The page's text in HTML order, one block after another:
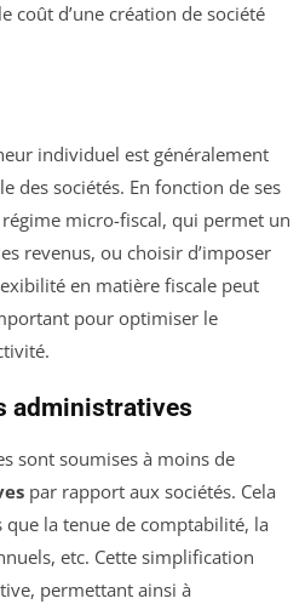
coût d’une création de société
individuel est généralement
des sociétés. En fonction de ses
micro-fiscal, qui permet un
revenus, ou choisir d’imposer
en matière fiscale peut
pour optimiser le
administratives
sont soumises à moins de
par rapport aux sociétés. Cela
la tenue de comptabilité, la
etc. Cette simplification
permettant ainsi à